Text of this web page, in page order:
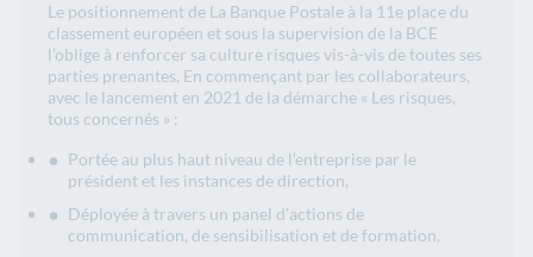
Le positionnement de La Banque Postale à la 11e place du
classement européen et sous la supervision de la BCE
l’oblige à renforcer sa culture risques vis-à-vis de toutes ses
parties prenantes. En commençant par les collaborateurs,
avec le lancement en 2021 de la démarche « Les risques,
tous concernés » :
Portée au plus haut niveau de l’entreprise par le
président et les instances de direction,
Déployée à travers un panel d’actions de
communication, de sensibilisation et de formation,